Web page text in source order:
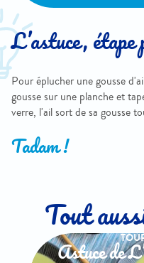
L’astuce, étape
Pour éplucher une gousse
gousse sur une planche et
verre, l'ail sort de sa gousse
Tadam !
Tout
Astuce de